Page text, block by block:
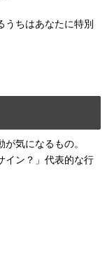
うちはあなたに特別
気になるもの。
イン？」代表的な行